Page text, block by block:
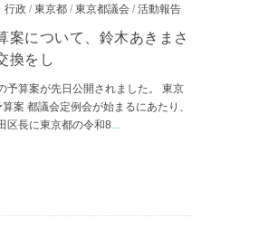
行政 / 東京都 / 東京都議会 / 活動報告
案について、鈴木あきまさ
換をし
が先日公開されました。 東京
案 都議会定例会が始まるにあたり、
区長に東京都の令和8